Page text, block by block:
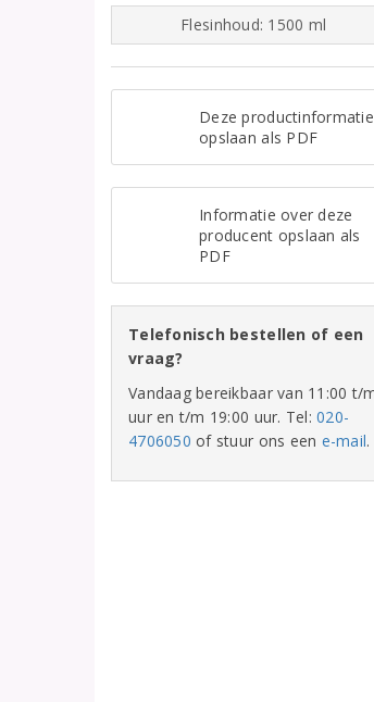
Flesinhoud: 1500 ml
Deze productinformatie
opslaan als PDF
Informatie over deze
producent opslaan als
PDF
Telefonisch bestellen of een
vraag?
Vandaag bereikbaar van 11:00 t/
uur en t/m 19:00 uur. Tel:020-
4706050 of stuur ons een e-mail.